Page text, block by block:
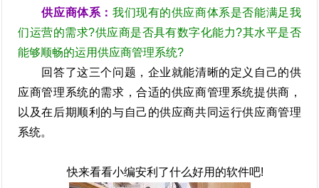
供应商体系： 我们现有的供应商体系是否能满足我
们运营的需求?供应商是否具有数字化能力?其水平是否
能够顺畅的运用供应商管理系统?
回答了这三个问题，企业就能清晰的定义自己的供
应商管理系统的需求，合适的供应商管理系统提供商，
以及在后期顺利的与自己的供应商共同运行供应商管理
系统。
快来看看小编安利了什么好用的软件吧!